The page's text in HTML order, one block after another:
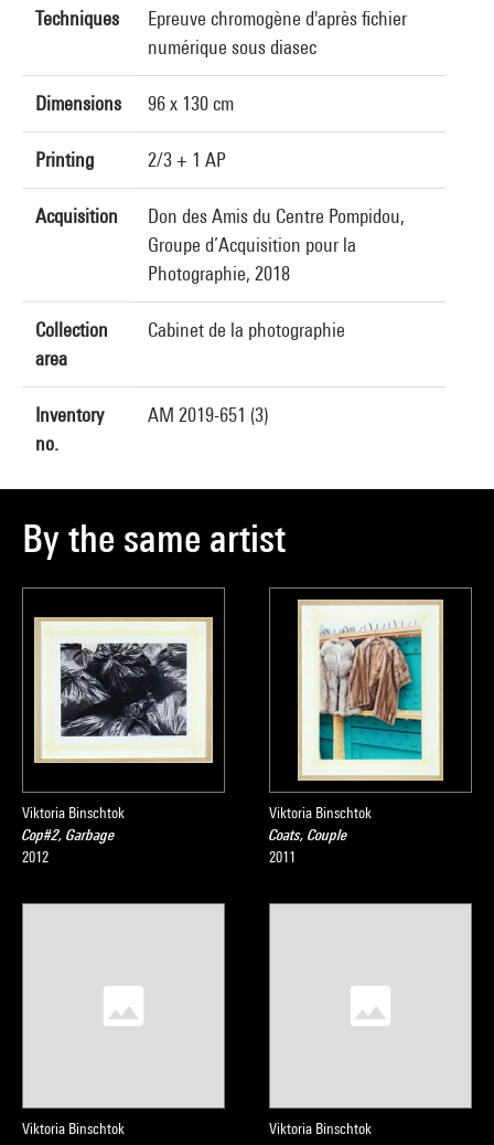
Techniques
Epreuve chromogène d'après fichier
numérique sous diasec
Dimensions 96 x 130 cm
Printing 2/3 + 1 AP
Acquisition
Don des Amis du Centre Pompidou,
Groupe d’Acquisition pour la
Photographie, 2018
Collection
area
Cabinet de la photographie
Inventory
no.
AM 2019-651 (3)
By the same artist
Viktoria Binschtok
Cop#2, Garbage
2012
Viktoria Binschtok
Coats, Couple
2011
Viktoria Binschtok
Viktoria Binschtok